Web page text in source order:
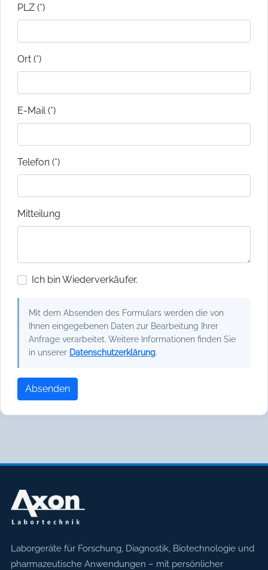
PLZ (*)
Ort (*)
E-Mail (*)
Telefon (*)
Mitteilung
Ich bin Wiederverkäufer.
Mit dem Absenden des Formulars werden die von
Ihnen eingegebenen Daten zur Bearbeitung Ihrer
Anfrage verarbeitet. Weitere Informationen finden Sie
in unserer Datenschutzerklärung.
Absenden
Axon Labortechnik
Laborgeräte für Forschung, Diagnostik, Biotechnologie und
pharmazeutische Anwendungen – mit persönlicher